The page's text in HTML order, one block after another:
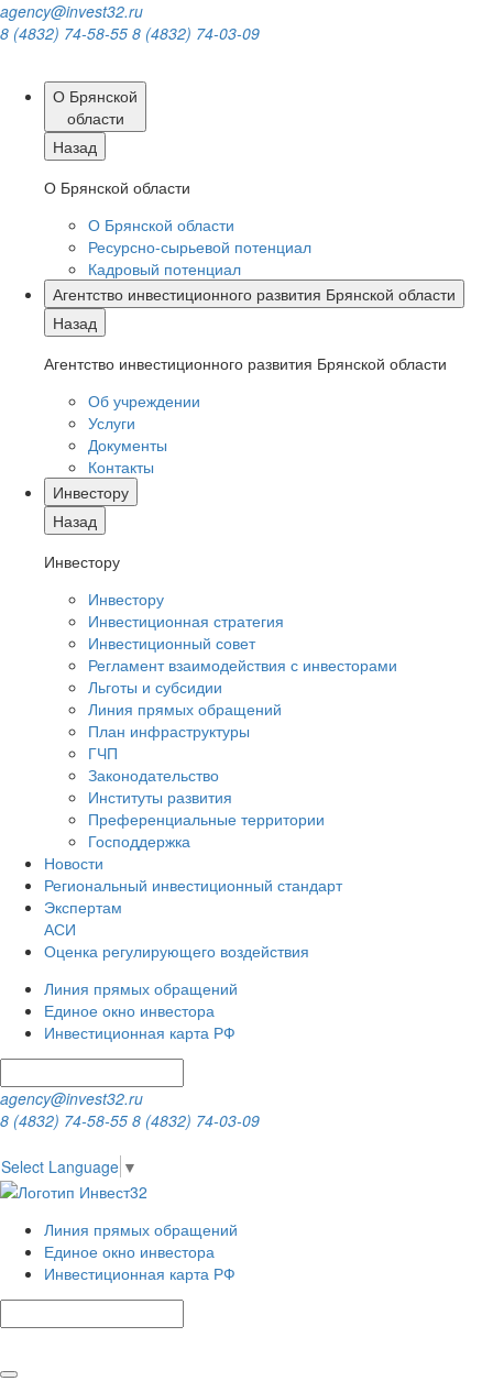
agency@invest32.ru
8 (4832) 74-58-55 8 (4832) 74-03-09
О Брянской
области
Назад
О Брянской области
О Брянской области
Ресурсно-сырьевой потенциал
Кадровый потенциал
Агентство инвестиционного развития Брянской области
Назад
Агентство инвестиционного развития Брянской области
Об учреждении
Услуги
Документы
Контакты
Инвестору
Назад
Инвестору
Инвестору
Инвестиционная стратегия
Инвестиционный совет
Регламент взаимодействия с инвесторами
Льготы и субсидии
Линия прямых обращений
План инфраструктуры
ГЧП
Законодательство
Институты развития
Преференциальные территории
Господдержка
Новости
Региональный инвестиционный стандарт
Экспертам
АСИ
Оценка регулирующего воздействия
Линия прямых обращений
Единое окно инвестора
Инвестиционная карта РФ
agency@invest32.ru
8 (4832) 74-58-55 8 (4832) 74-03-09
Select Language ▼
Линия прямых обращений
Единое окно инвестора
Инвестиционная карта РФ